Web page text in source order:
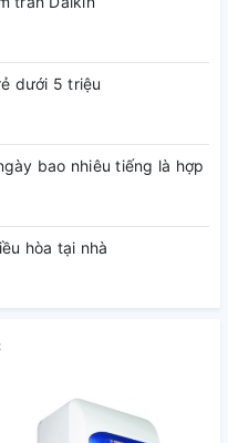
dưới 5 triệu
bao nhiêu tiếng là hợp
hòa tại nhà